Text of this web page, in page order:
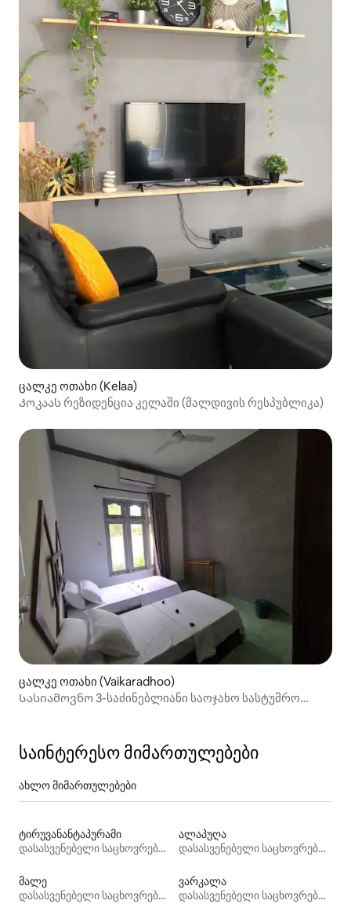
ცალკე ოთახი (Kelaa)
Კოკაას რეზიდენცია კელაში (მალდივის რესპუბლიკა)
ცალკე ოთახი (Vaikaradhoo)
Სასიამოვნო 3-საძინებლიანი საოჯახო სასტუმრო
საინტერესო მიმართულებები
ახლო მიმართულებები
ტირუვანანტაპურამი
დასასვენებელი საცხოვრებლები
ალაპუღა
დასასვენებელი საცხოვრებლები
მალე
დასასვენებელი საცხოვრებლები
ვარკალა
დასასვენებელი საცხოვრებლები